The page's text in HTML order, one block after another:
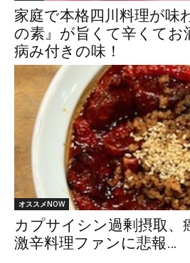
家庭で本格四川料理が味
の素』が旨くて辛くてお
病み付きの味！
オススメNOW
カプサイシン過剰摂取、
激辛料理ファンに悲報…